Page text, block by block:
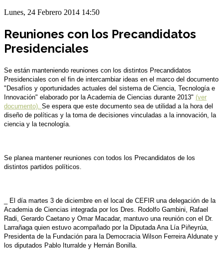
Lunes, 24 Febrero 2014 14:50
Reuniones con los Precandidatos
Presidenciales
Se están manteniendo reuniones con los distintos Precandidatos
Presidenciales con el fin de intercambiar ideas en el marco del documento
"Desafíos y oportunidades actuales del sistema de Ciencia, Tecnología e
Innovación" elaborado por la Academia de Ciencias durante 2013" (ver
documento). Se espera que este documento sea de utilidad a la hora del
diseño de políticas y la toma de decisiones vinculadas a la innovación, la
ciencia y la tecnología.
Se planea mantener reuniones con todos los Precandidatos de los
distintos partidos políticos.
_ El día martes 3 de diciembre en el local de CEFIR una delegación de la
Academia de Ciencias integrada por los Dres. Rodolfo Gambini, Rafael
Radi, Gerardo Caetano y Omar Macadar, mantuvo una reunión con el Dr.
Larrañaga quien estuvo acompañado por la Diputada Ana Lía Piñeyrúa,
Presidenta de la Fundación para la Democracia Wilson Ferreira Aldunate y
los diputados Pablo Iturralde y Hernán Bonilla.